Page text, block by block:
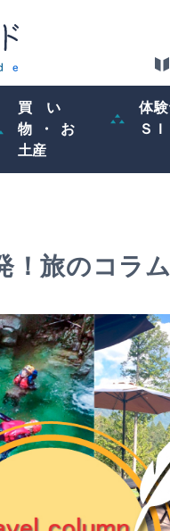
買い
物・お
土産
体
ＳＩ
！旅のコラム